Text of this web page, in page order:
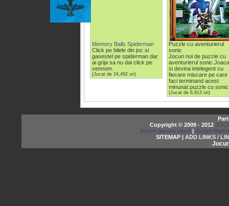
Memory Balls Spiderman
Click pe bilele din joc si
gasestel pe spiderman dar
ai grija sa nu dai click pe
vennom.
(Jucat de 24,492 ori)
Puzzle cu aventurierul
sonic
Jocuri noi de puzzle cu
aventurierul
si devina intelegent cu
fiecare miscare pe care
faci terminand acest
minunat puzzle cu
(Jucat de 6,913 ori)
Copyright © 2009 - 2012
Jocuri pentru copii | Jocuri
SITEMAP | ADD LINKS /